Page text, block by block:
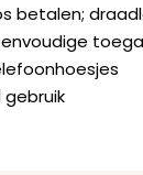
gebruik